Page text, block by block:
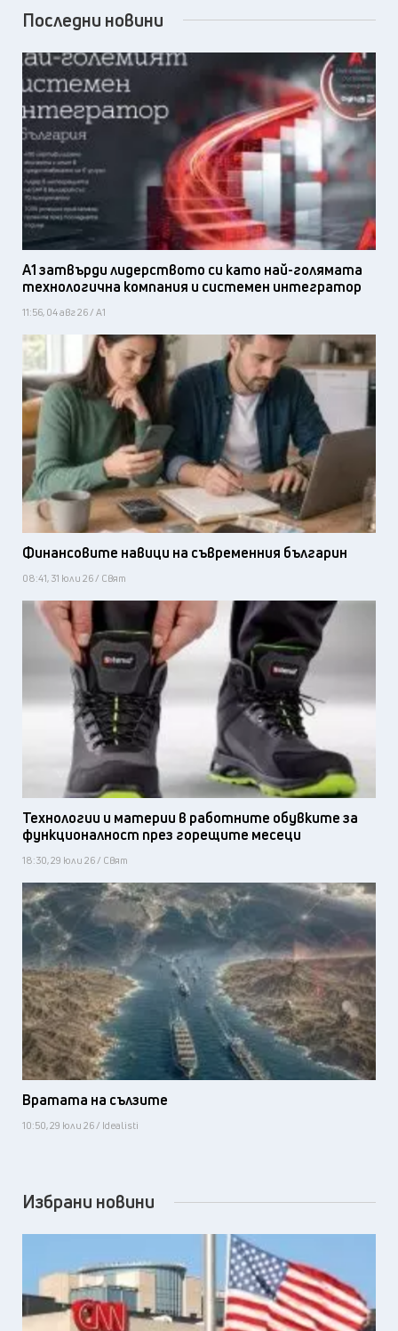
Последни новини
А1 затвърди лидерството си като най-голямата
технологична компания и системен интегратор
11:56, 04 авг 26 / А1
Финансовите навици на съвременния българин
08:41, 31 юли 26 / Свят
Технологии и материи в работните обувките за
функционалност през горещите месеци
18:30, 29 юли 26 / Свят
Вратата на сълзите
10:50, 29 юли 26 / Idealisti
Избрани новини